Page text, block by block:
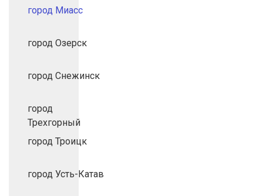
город Миасс
город Озерск
город Снежинск
город
Трехгорный
город Троицк
город Усть-Катав